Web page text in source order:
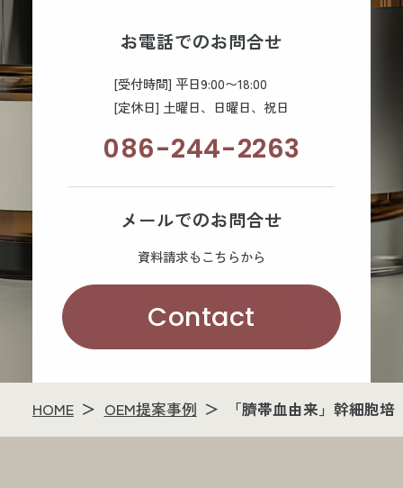
お電話でのお問合せ
[受付時間] 平日9:00〜18:00
[定休日] 土曜日、日曜日、祝日
086-244-2263
メールでのお問合せ
資料請求もこちらから
Contact
HOME OEM提案事例 「臍帯血由来」幹細胞